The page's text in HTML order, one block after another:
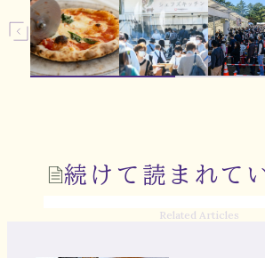
続けて読まれて
Related Articles